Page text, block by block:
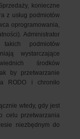
konieczne
z usług podmiotów
oprogramowania,
Administrator
podmiotów
wystarczające
środków
by przetwarzanie
RODO i chroniło
wtedy, gdy jest
celu przetwarzania
niezbędnym do